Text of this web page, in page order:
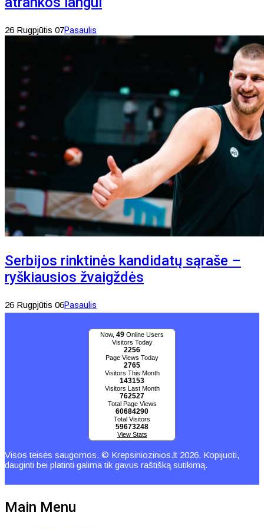
26 Rugpjūtis 07Pasaulis
Serbijos rinktinės kandidatų sąraše –
ryškiausios žvaigždės
26 Rugpjūtis 06Pasaulis
Now, 49 Online Users
Visitors Today
2256
Page Views Today
2765
Visitors This Month
143153
Visitors Last Month
762527
Total Page Views
60684290
Total Visitors
59673248
View Stats
Visos teisės saugomos. © Krepsiniozinios.lt 2026. Kopijuoti,
dauginti bei platinti galima tik gavus raštišką sutikimą.
Main Menu